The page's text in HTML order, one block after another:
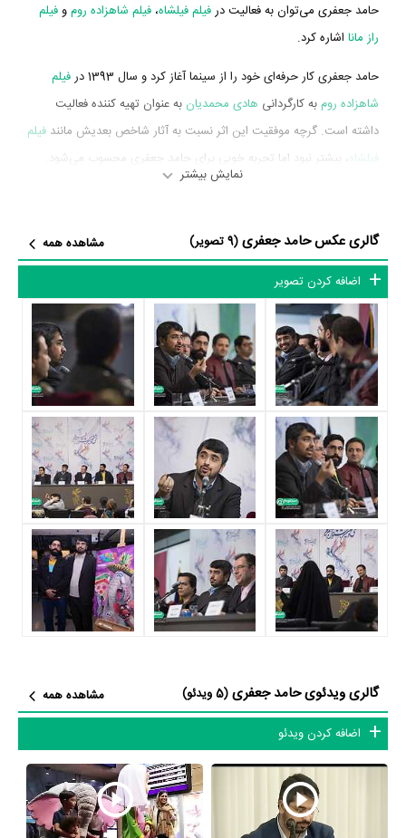
حامد جعفری می‌توان به فعالیت درفیلم فیلشاه، فیلم شاهزاده روموفیلم
راز مانا اشاره کرد.
حامد جعفری کار حرفه‌ای خود را از سینما آغاز کرد و سال 1393 در
فیلم
شاهزاده روم به کارگردانی هادی محمدیان به عنوان تهیه کننده فعالیت
داشته است. گرچه موفقیت این اثر نسبت به آثار شاخص بعدیش مانند فیلم
فیلشاه ، بیشتر نبود اما تجربه خوبی برای حامد جعفری محسوب می‌شود.
این سال، فعالیت در
فیلم فیلشاه به کارگردانی هادی محمدیانمحسوب
می‌شود.
شاید یکی از مهم‌ترین بخش‌های بیوگرافی حامد جعفری فعالیت درفیلم
فیلشاهبوده است. حامد جعفری سال 1395 فیلم فیلشاهبه عنوان تهیه
کننده فعالیت داشته است که توانست با مهارتش، جای خود را میان اهالی
فضای سینما مطرح کند. حامد جعفری توانست با فعالیت درفیلم فیلشاه
تجربه حرفه‌ای موفقی برای خود رقم بزند و همکاری در کنار بازیگران بزرگ و
باتجربه‌ای نظیر توانست سطح کاری او را متحول کند.
در بیوگرافی حامد جعفری آثار مهمی وجود دارد. اگر می‌خواهید با بیوگرافی
حامد جعفری و زندگی حرفه‌ای و آثار او بیشتر آشنا شوید، حتما به صفحه
هر یک از آثار حامد جعفری در منظوم سر بزنید. همه 4 اثر مهم حامد
جعفری در منظوم یک پروفایل اختصاصی دارند که اطلاعات کامل معرفی آنها
تهیه شده است. امتیازی که هر یک از آثار حامد جعفری در منظوم دارند،
نمره و امتیازی است که مردم از یک تا ده به آنها داده‌اند. در واقع هر چقدر
بیشتری از سوی مردم بگیرد، در نتیجه سوابق کاری و بیوگرافی حامد جعفری
درخشان‌تر خواهد شد. مثلا اثری که در بیوگرافی حامد جعفری بیشترین
امتیاز را از مردم گرفته است،
بیوگرافی حامد جعفری کمترین امتیاز را گرفته است، فیلم انقراضمحسوب
اگر در مورد بیوگرافی حامد جعفری نکات بیشتری می‌دانید حتما برای ما
نمایش بیشتر
گالری عکس حامد جعفری(9 تصویر)
مشاهده همه
اضافه کردن تصویر
گالری ویدئوی حامد جعفری(5 ویدئو)
مشاهده همه
اضافه کردن ویدئو